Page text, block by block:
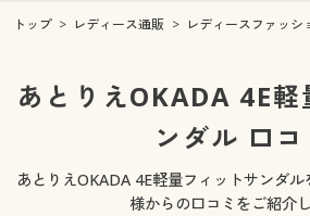
レディースファッション
女性下着
インナー・下着通販すべて
女性下着
ジュニア・ティーンズ下着
メンズ
メンズ通販すべて
メンズファッション
家電・雑貨
寝具・インテリア・家具
寝具・インテリア・家具通販すべて
ジュニア・ティーンズ下着
キッチン・雑貨・日用品
寝具・インテリア・家具通販すべて
家具・収納
美容・健康通販すべて
制服・スクール
トップ レディース通販 レディースファッシ
あとりえOKADA 4E軽
ンダル 口コ
あとりえOKADA 4E軽量フィットサンダ
様からの口コミをご紹介し